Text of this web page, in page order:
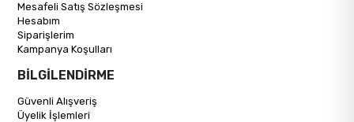
Mesafeli Satış Sözleşmesi
Hesabım
Siparişlerim
Kampanya Koşulları
BİLGİLENDİRME
Güvenli Alışveriş
Üyelik İşlemleri